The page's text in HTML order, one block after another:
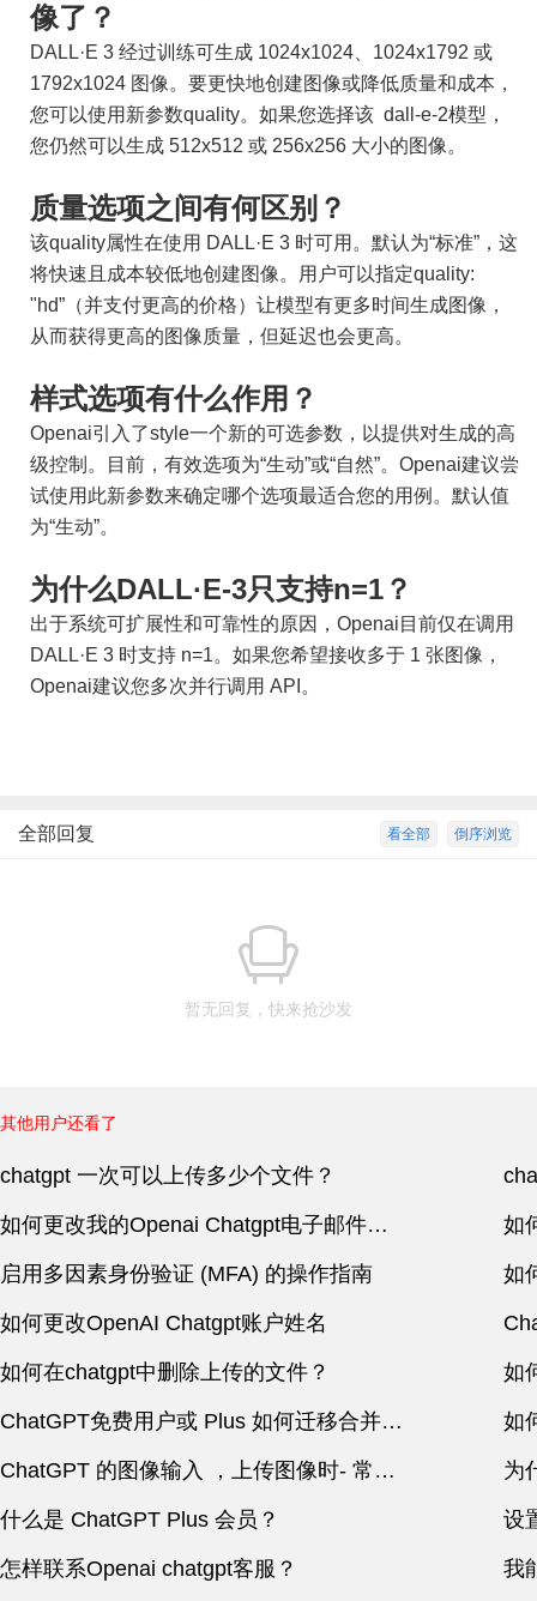
像了？
DALL·E 3 经过训练可生成 1024x1024、1024x1792 或
1792x1024 图像。要更快地创建图像或降低质量和成本，
您可以使用新参数quality。如果您选择该 dall-e-2模型，
您仍然可以生成 512x512 或 256x256 大小的图像。
质量选项之间有何区别？
该quality属性在使用 DALL·E 3 时可用。默认为“标准”，这
将快速且成本较低地创建图像。用户可以指定quality:
"hd”（并支付更高的价格）让模型有更多时间生成图像，
从而获得更高的图像质量，但延迟也会更高。
样式选项有什么作用？
Openai引入了style一个新的可选参数，以提供对生成的高
级控制。目前，有效选项为“生动”或“自然”。Openai建议尝
试使用此新参数来确定哪个选项最适合您的用例。默认值
为“生动”。
为什么DALL·E-3只支持n=1？
出于系统可扩展性和可靠性的原因，Openai目前仅在调用
DALL·E 3 时支持 n=1。如果您希望接收多于 1 张图像，
Openai建议您多次并行调用 API。
倒序浏览
看全部
全部回复
暂无回复，快来抢沙发
其他用户还看了
chatgpt 一次可以上传多少个文件？
如何更改我的Openai Chatgpt电子邮件地址 如
启用多因素身份验证 (MFA) 的操作指南 如
如何更改OpenAI Chatgpt账户姓名
如何在chatgpt中删除上传的文件？ 如
ChatGPT免费用户或 Plus 如何迁移合并ChatGPT Team
ChatGPT 的图像输入 ，上传图像时- 常见问题解答
什么是 ChatGPT Plus 会员？
怎样联系Openai chatgpt客服？